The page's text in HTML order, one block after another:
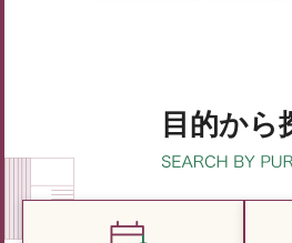
目的から